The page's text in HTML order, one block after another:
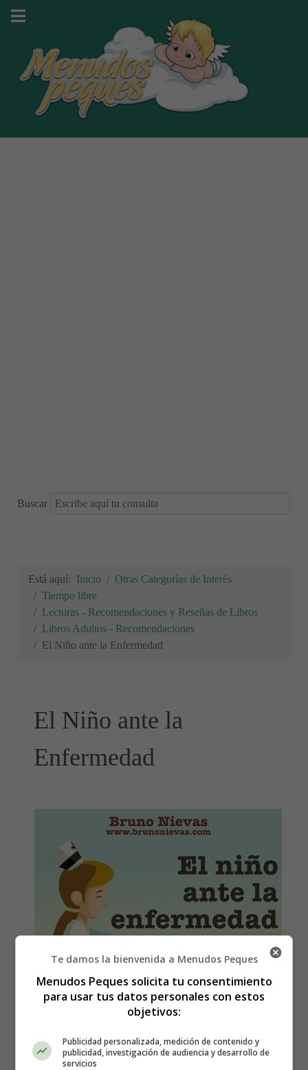
Buscar
Está aquí: Inicio
Otras Categorías de Interés
Tiempo libre
Lecturas - Recomendaciones y Reseñas de Libros
Libros Adultos - Recomendaciones
El Niño ante la Enfermedad
El Niño ante la
Enfermedad
Te damos la bienvenida a Menudos Peques
Menudos Peques solicita tu consentimiento
para usar tus datos personales con estos
objetivos:
Publicidad personalizada, medición de contenido y
publicidad, investigación de audiencia y desarrollo de
servicios